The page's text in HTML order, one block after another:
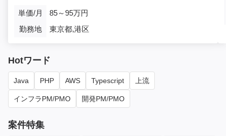
単価/月
85～95万円
勤務地
東京都,港区
Hotワード
Java PHP AWS Typescript 上流
インフラPM/PMO 開発PM/PMO
案件特集